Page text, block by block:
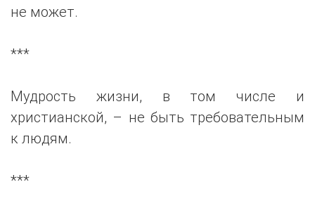
не может.
***
Мудрость жизни, в том числе и
христианской, – не быть требовательным
к людям.
***